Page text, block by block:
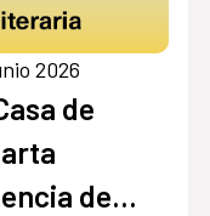
2026
de
de